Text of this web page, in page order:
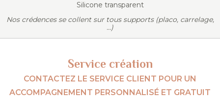
Silicone transparent
Nos crédences se collent sur tous supports (placo, carrelage,
...)
Service création
CONTACTEZ LE SERVICE CLIENT POUR UN
ACCOMPAGNEMENT PERSONNALISÉ ET GRATUIT